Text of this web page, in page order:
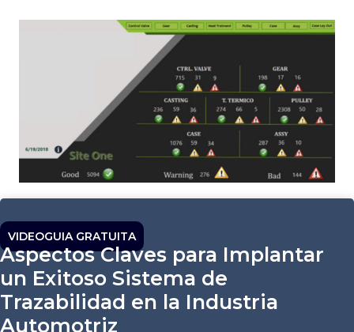
VIDEOGUIA GRATUITA
Aspectos Claves para Implantar
un Exitoso Sistema de
Trazabilidad en la Industria
Automotriz